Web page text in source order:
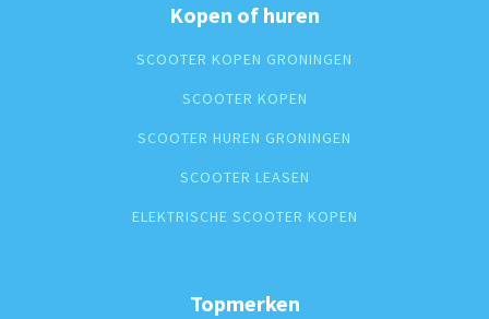
Kopen of huren
SCOOTER KOPEN GRONINGEN
SCOOTER KOPEN
SCOOTER HUREN GRONINGEN
SCOOTER LEASEN
ELEKTRISCHE SCOOTER KOPEN
Topmerken